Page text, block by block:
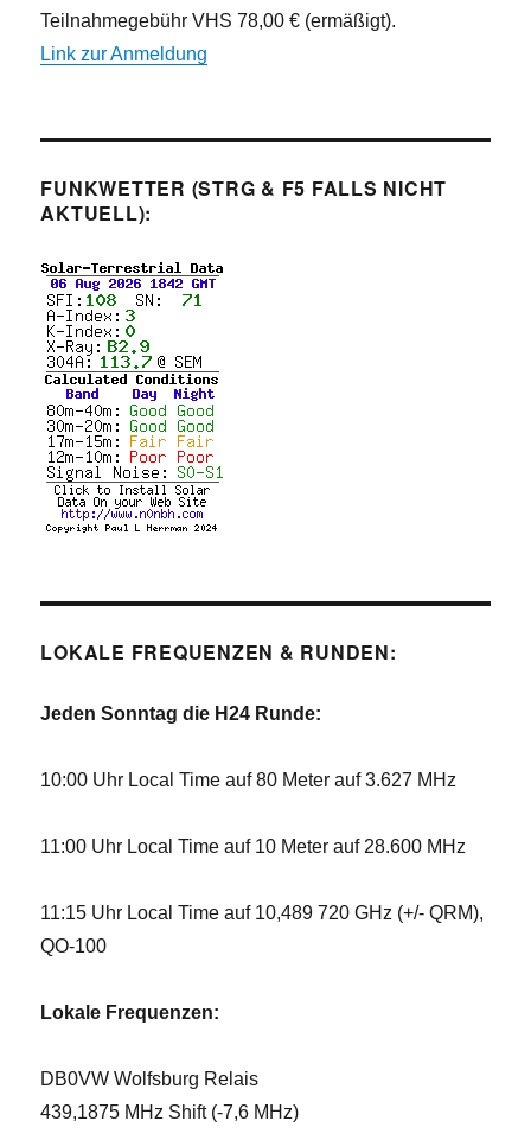
Teilnahmegebühr VHS 78,00 € (ermäßigt).
Link zur Anmeldung
FUNKWETTER (STRG & F5 FALLS NICHT
AKTUELL):
LOKALE FREQUENZEN & RUNDEN:
Jeden Sonntag die H24 Runde:
10:00 Uhr Local Time auf 80 Meter auf 3.627 MHz
11:00 Uhr Local Time auf 10 Meter auf 28.600 MHz
11:15 Uhr Local Time auf 10,489 720 GHz (+/- QRM),
QO-100
Lokale Frequenzen:
DB0VW Wolfsburg Relais
439,1875 MHz Shift (-7,6 MHz)